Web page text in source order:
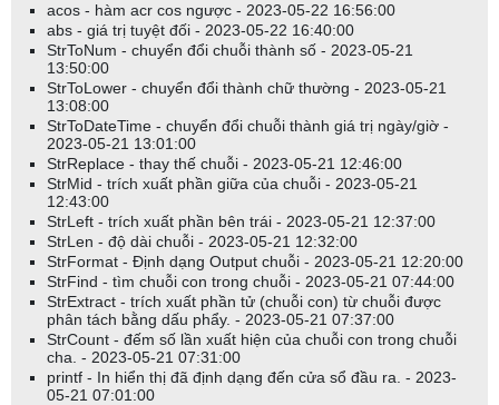
acos - hàm acr cos ngược - 2023-05-22 16:56:00
abs - giá trị tuyệt đối - 2023-05-22 16:40:00
StrToNum - chuyển đổi chuỗi thành số - 2023-05-21
13:50:00
StrToLower - chuyển đổi thành chữ thường - 2023-05-21
13:08:00
StrToDateTime - chuyển đổi chuỗi thành giá trị ngày/giờ -
2023-05-21 13:01:00
StrReplace - thay thế chuỗi - 2023-05-21 12:46:00
StrMid - trích xuất phần giữa của chuỗi - 2023-05-21
12:43:00
StrLeft - trích xuất phần bên trái - 2023-05-21 12:37:00
StrLen - độ dài chuỗi - 2023-05-21 12:32:00
StrFormat - Định dạng Output chuỗi - 2023-05-21 12:20:00
StrFind - tìm chuỗi con trong chuỗi - 2023-05-21 07:44:00
StrExtract - trích xuất phần tử (chuỗi con) từ chuỗi được
phân tách bằng dấu phẩy. - 2023-05-21 07:37:00
StrCount - đếm số lần xuất hiện của chuỗi con trong chuỗi
cha. - 2023-05-21 07:31:00
printf - In hiển thị đã định dạng đến cửa sổ đầu ra. - 2023-
05-21 07:01:00